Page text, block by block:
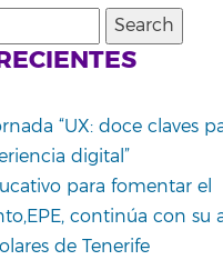
“UX: doce claves
digital”
para fomentar el
continúa con su
de Tenerife